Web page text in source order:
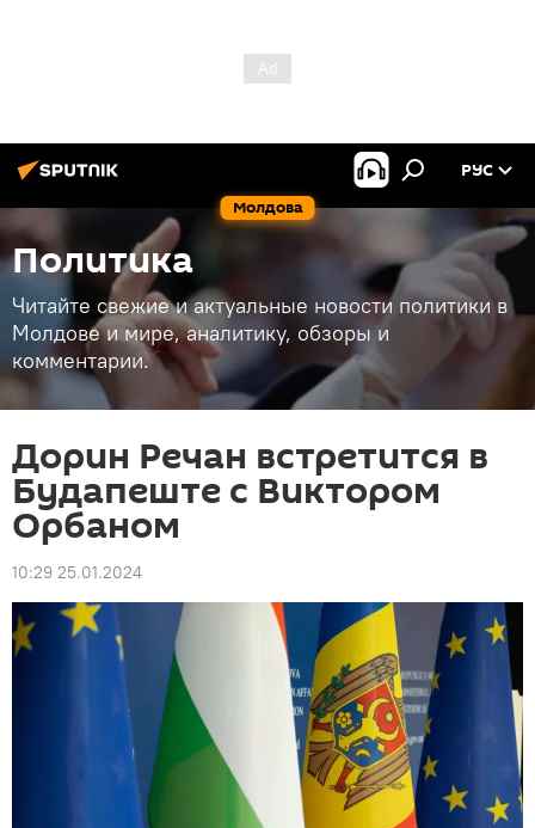
Молдова
РУС
Политика
Читайте свежие и актуальные новости политики в
Молдове и мире, аналитику, обзоры и
комментарии.
Дорин Речан встретится в
Будапеште с Виктором
Орбаном
10:29 25.01.2024